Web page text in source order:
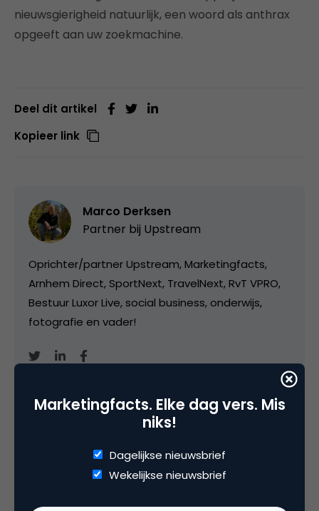
nieuwsgierigheid natuurlijk, een woord als anthrax
opgeeft aan uw zoekmachine.
Deel dit artikel
Kopieer link
Marco Derksen
Partner bij Upstream
Oprichter/partner Upstream, Marketingfacts,
Arnhem Direct, SportNext, TravelNext, RvT VPRO,
Bestuur Luxor Live, social business, onderwijs,
fotografie en vader!
Search & Conversie
Marketingfacts. Elke dag vers. Mis
niks!
Dagelijkse nieuwsbrief
Wekelijkse nieuwsbrief